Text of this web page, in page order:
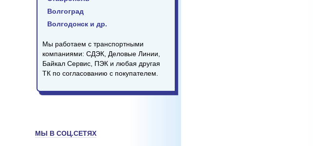
Волгоград
Волгодонск и др.
Мы работаем с транспортными
компаниями: СДЭК, Деловые Линии,
Байкал Сервис, ПЭК и любая другая
ТК по согласованию с покупателем.
МЫ В СОЦ.СЕТЯХ